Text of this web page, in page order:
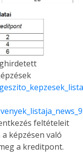
feltételeit
képzésen való
a kreditpont.